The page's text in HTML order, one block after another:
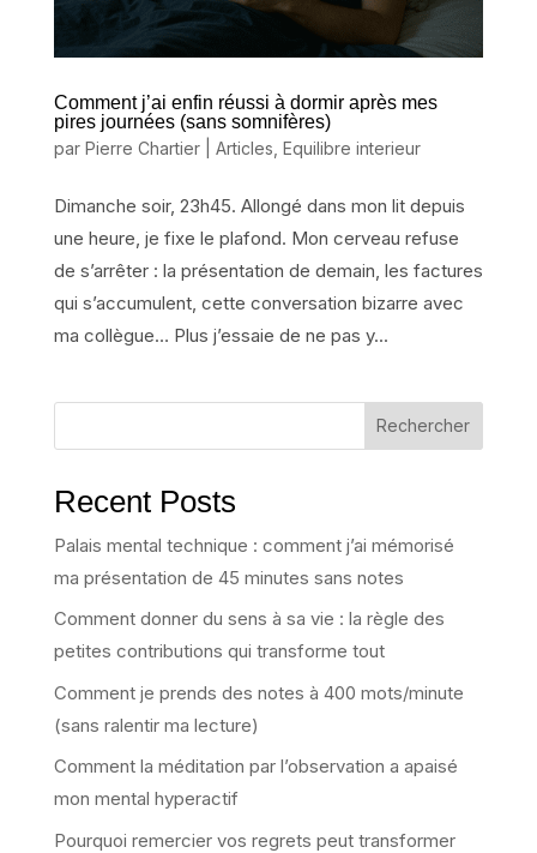
Comment j’ai enfin réussi à dormir après mes
pires journées (sans somnifères)
par Pierre Chartier| Articles Equilibre interieur
Dimanche soir, 23h45. Allongé dans mon lit depuis
une heure, je fixe le plafond. Mon cerveau refuse
de s’arrêter : la présentation de demain, les factures
qui s’accumulent, cette conversation bizarre avec
ma collègue… Plus j’essaie de ne pas y...
Rechercher
Recent Posts
Palais mental technique : comment j’ai mémorisé
ma présentation de 45 minutes sans notes
Comment donner du sens à sa vie : la règle des
petites contributions qui transforme tout
Comment je prends des notes à 400 mots/minute
(sans ralentir ma lecture)
Comment la méditation par l’observation a apaisé
mon mental hyperactif
Pourquoi remercier vos regrets peut transformer